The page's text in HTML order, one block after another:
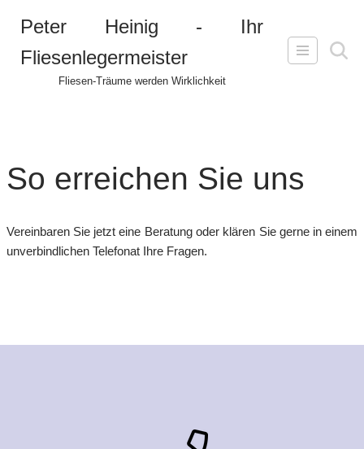
Inhalt
Peter Heinig - Ihr
Fliesenlegermeister
Fliesen-Träume werden Wirklichkeit
So erreichen Sie uns
Vereinbaren Sie jetzt eine Beratung oder klären Sie gerne in einem
unverbindlichen Telefonat Ihre Fragen.